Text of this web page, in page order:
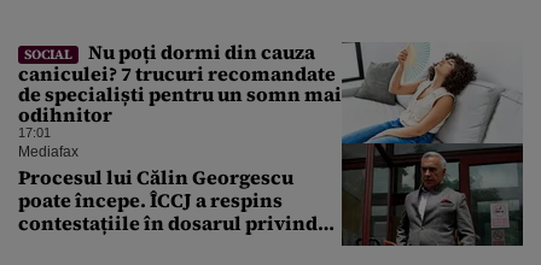
SOCIAL
Nu poți dormi din cauza
caniculei? 7 trucuri recomandate
de specialiști pentru un somn mai
odihnitor
17:01
Mediafax
Procesul lui Călin Georgescu
poate începe. ÎCCJ a respins
contestațiile în dosarul privind